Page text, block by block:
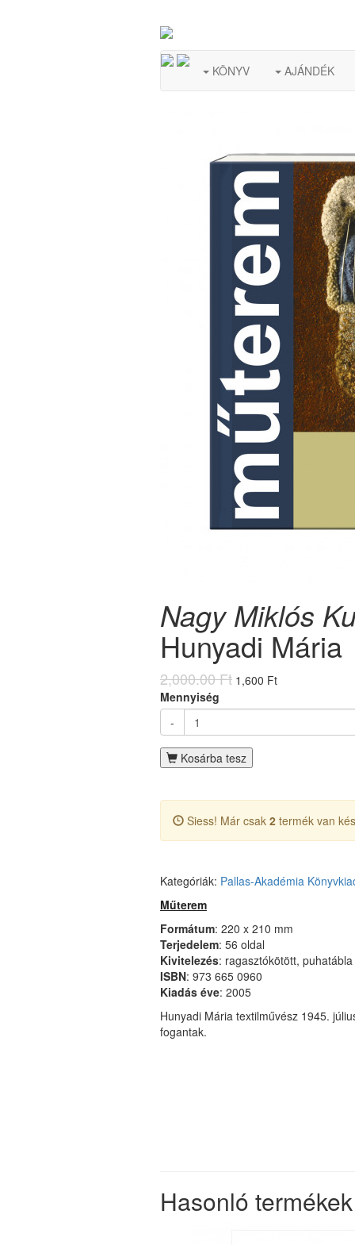
KÖNYV AJÁNDÉK
Nagy Miklós
Hunyadi Mária
2,000.00 Ft 1,600 Ft
Mennyiség
-
Kosárba tesz
Siess! Már csak 2 termék van
Kategóriák: Pallas-Akadémia
Műterem
Formátum: 220 x 210 mm
Terjedelem: 56 oldal
Kivitelezés: ragasztókötött, puhatábla
ISBN: 973 665 0960
Kiadás éve: 2005
Hunyadi Mária textilművész 1945.
fogantak.
Hasonló termékek